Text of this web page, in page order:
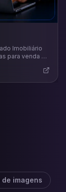
Imobiliário
para venda e
imagens